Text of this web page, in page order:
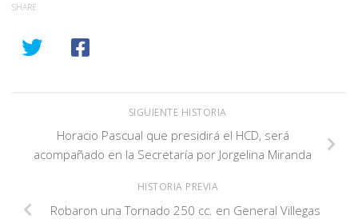
SHARE
SIGUIENTE HISTORIA
Horacio Pascual que presidirá el HCD, será
acompañado en la Secretaría por Jorgelina Miranda
HISTORIA PREVIA
Robaron una Tornado 250 cc. en General Villegas